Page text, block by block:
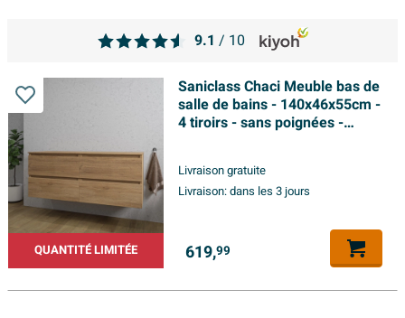
QUANTITÉ LIMITÉE
Saniclass Chaci Meuble bas de
salle de bains - 140x46x55cm -
4 tiroirs - sans poignées -
Livraison gratuite
Livraison:dans les 3 jours
619,99
9.1 / 10